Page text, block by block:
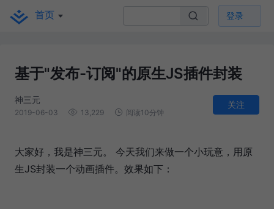
首页 登录
基于"发布-订阅"的原生JS插件封装
神三元
2019-06-03 13,229 阅读10分钟
关注
大家好，我是神三元。 今天我们来做一个小玩意，用原
生JS封装一个动画插件。效果如下：